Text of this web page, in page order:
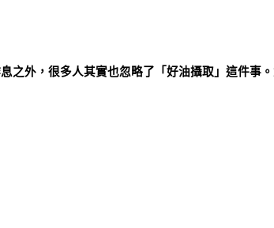
外，很多人其實也忽略了「好油攝取」這件事